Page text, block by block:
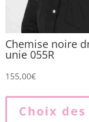
Chemise noire
unie 055R
155,00€
Choix des